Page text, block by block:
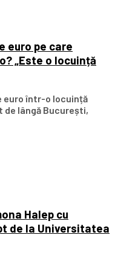
euro pe care
„Este o locuință
euro într-o locuință
lângă București,
Halep cu
de la Universitatea